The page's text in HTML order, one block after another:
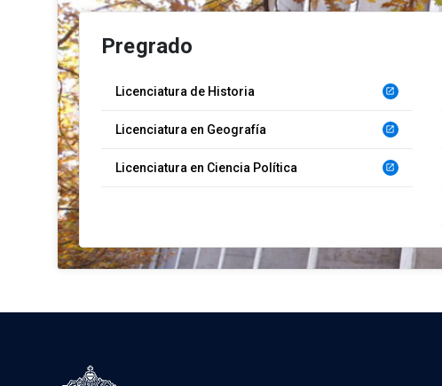
Pregrado
Licenciatura de Historia launch
Licenciatura en Geografía launch
Licenciatura en Ciencia Política launch